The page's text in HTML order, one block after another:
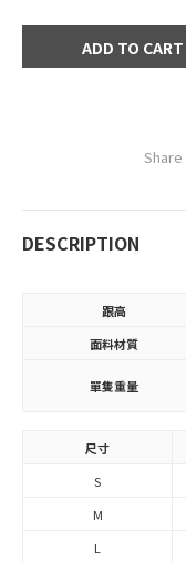
ADD TO CART
Share
DESCRIPTION
跟高
面料材質
單隻重量
尺寸
S
M
L